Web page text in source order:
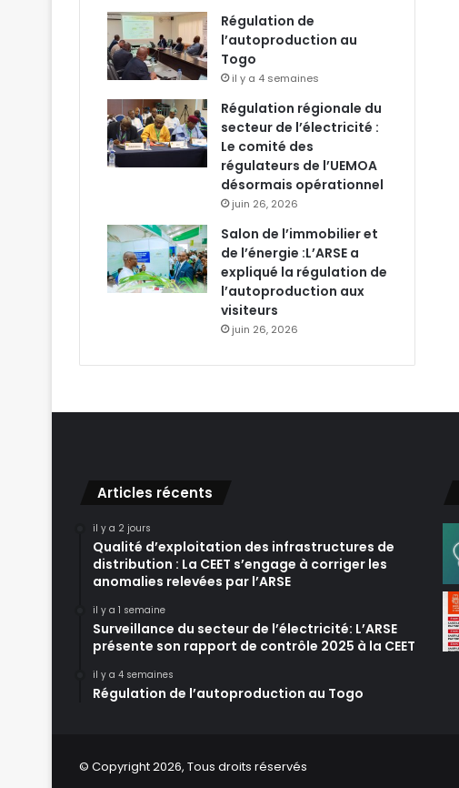
Régulation de
l’autoproduction au
Togo
il y a 4 semaines
Régulation régionale du
secteur de l’électricité :
Le comité des
régulateurs de l’UEMOA
désormais opérationnel
juin 26, 2026
Salon de l’immobilier et
de l’énergie :L’ARSE a
expliqué la régulation de
l’autoproduction aux
visiteurs
juin 26, 2026
Articles récents
il y a 2 jours
Qualité d’exploitation des infrastructures de
distribution : La CEET s’engage à corriger les
anomalies relevées par l’ARSE
il y a 1 semaine
Surveillance du secteur de l’électricité: L’ARSE
présente son rapport de contrôle 2025 à la CEET
il y a 4 semaines
Régulation de l’autoproduction au Togo
© Copyright 2026, Tous droits réservés